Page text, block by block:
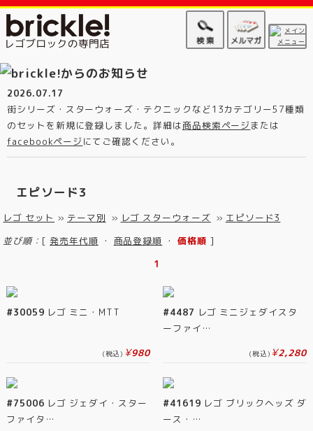
2026.07.17
街シリーズ・スターウォーズ・テクニックなど13カテゴリー57種類
のセットを新規に登録しました。詳細は商品検索ページまたは
facebookページ にてご確認ください。
エピソード3
レゴ セット » テーマ別 » レゴ スターウォーズ » エピソード3
並び順： [ 発売年代順 ・ 商品登録順 ・価格順 ]
1
#30059 レゴ ミニ・MTT
(税込) ¥980
#4487 レゴ ミニジェダイスタ
ーファイ…
(税込) ¥2,280
#75006 レゴ ジェダイ・スター
ファイタ…
#41619 レゴ ブリックヘッズ ダ
ース・…